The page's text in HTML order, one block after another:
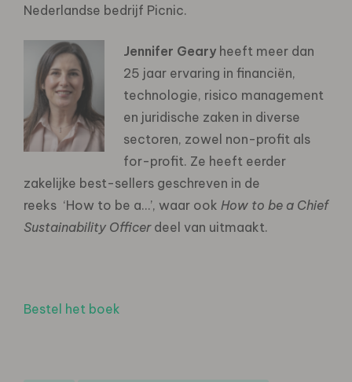
Nederlandse bedrijf Picnic.
Jennifer Geary heeft meer dan
25 jaar ervaring in financiën,
technologie, risico management
en juridische zaken in diverse
sectoren, zowel non-profit als
for-profit. Ze heeft eerder
zakelijke best-sellers geschreven in de
reeks ‘How to be a…’, waar ook How to be a Chief
Sustainability Officer deel van uitmaakt.
Bestel het boek